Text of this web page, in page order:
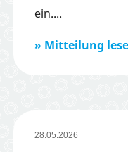
ein.
Mitteilung
28.05.2026